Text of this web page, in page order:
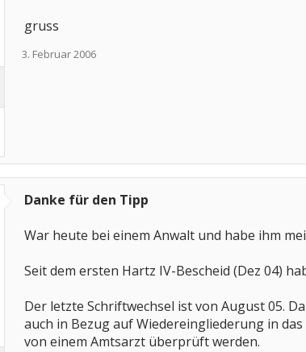
gruss
3. Februar 2006
Danke für den Tipp
War heute bei einem Anwalt und habe ihm
Seit dem ersten Hartz IV-Bescheid (Dez 04)
Der letzte Schriftwechsel ist von August 05.
auch in Bezug auf Wiedereingliederung in
von einem Amtsarzt überprüft werden.